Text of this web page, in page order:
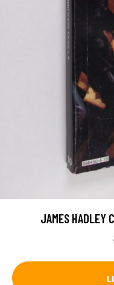
JAMES HADLEY